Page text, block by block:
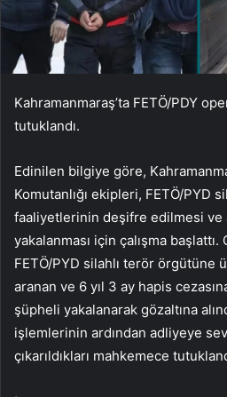
Kahramanmaraş’ta FETÖ/PDY
tutuklandı.
Edinilen bilgiye göre,
Komutanlığı ekipleri, FETÖ/PYD
faaliyetlerinin deşifre edilmesi ve
yakalanması için çalışma başlattı.
FETÖ/PYD silahlı terör örgütüne
aranan ve 6 yıl 3 ay hapis
şüpheli yakalanarak gözaltına
işlemlerinin ardından adliyeye
çıkarıldıkları mahkemece